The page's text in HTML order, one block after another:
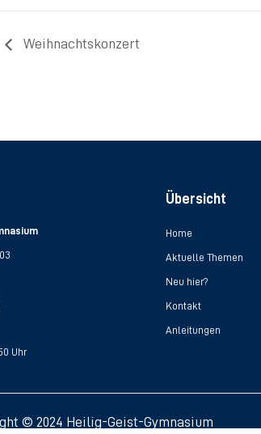
Weihnachtskonzert
Uhr
Übersicht
Home
Aktuelle Themen
Neu hier?
Kontakt
Anleitungen
© 2024 Heilig-Geist-Gymnasium